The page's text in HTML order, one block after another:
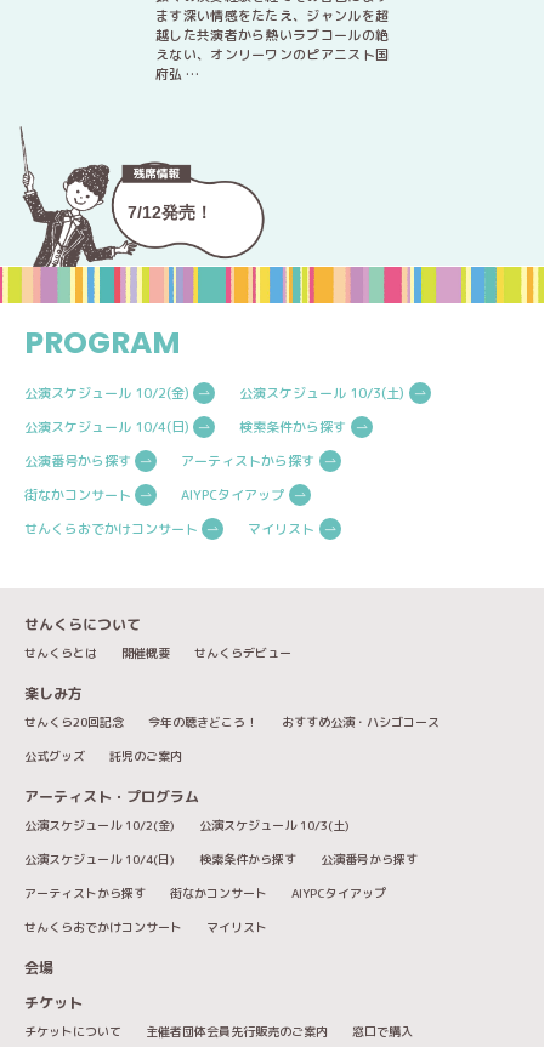
ます深い情感をたたえ、ジャンルを超
越した共演者から熱いラブコールの絶
えない、オンリーワンのピアニスト国
府弘 …
7/12発売！
PROGRAM
公演スケジュール 10/2(金)
公演スケジュール 10/3(土)
公演スケジュール 10/4(日)
検索条件から探す
公演番号から探す
アーティストから探す
街なかコンサート
AIYPCタイアップ
せんくらおでかけコンサート
マイリスト
せんくらについて
せんくらとは 開催概要 せんくらデビュー
楽しみ方
せんくら20回記念 今年の聴きどころ！
おすすめ公演・ハシゴコース
公式グッズ
託児のご案内
アーティスト・プログラム
公演スケジュール 10/2(金)
公演スケジュール 10/3(土)
公演スケジュール 10/4(日)
検索条件から探す
公演番号から探す
アーティストから探す
街なかコンサート
AIYPCタイアップ
せんくらおでかけコンサート
マイリスト
会場
チケット
チケットについて 主催者団体会員先行販売のご案内 窓口で購入